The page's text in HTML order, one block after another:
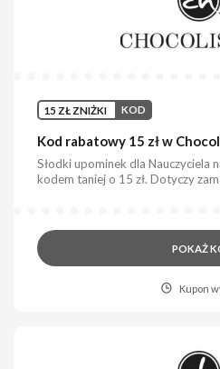
15 ZŁ ZNIŻKI KOD
Kod rabatowy 15 zł w
Słodki upominek dla Nauczyciela
kodem taniej o 15 zł. Dotyczy
POKAŻ
Kupon